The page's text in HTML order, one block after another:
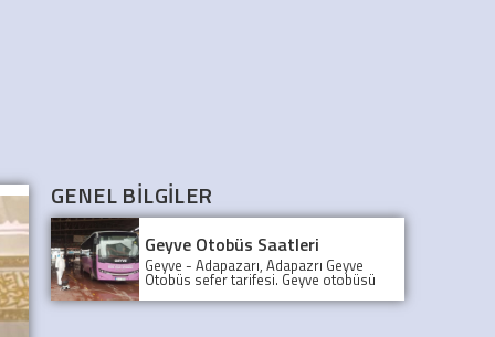
GENEL BİLGİLER
Geyve Otobüs Saatleri
Geyve - Adapazarı, Adapazrı Geyve
Otobüs sefer tarifesi. Geyve otobüsü
kaçta kalkıyor? Adapazarından son
Geyve Otobüsü, Sefer tarifesi, geyve